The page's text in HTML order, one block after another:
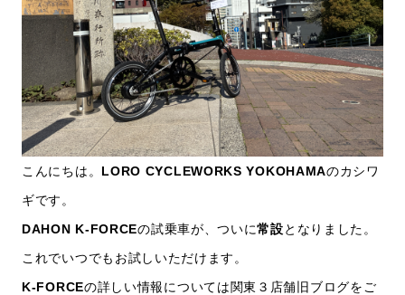
こんにちは。 LORO CYCLEWORKS YOKOHAMAのカシワ
ギです。
DAHON K-FORCEの試乗車が、ついに常設となりました。
これでいつでもお試しいただけます。
K-FORCEの詳しい情報については関東３店舗旧ブログをご